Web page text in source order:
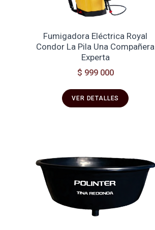
Fumigadora Eléctrica Royal
Condor La Pila Una Compañera
Experta
$ 999 000
VER DETALLES